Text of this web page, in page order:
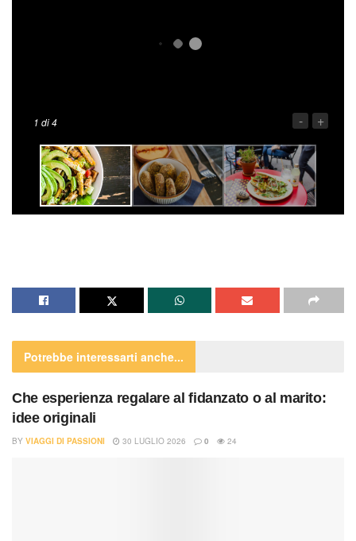
1 di 4 - +
Potrebbe interessarti anche...
Che esperienza regalare al fidanzato o al marito:
idee originali
BY VIAGGI DI PASSIONI 30 LUGLIO 2026 0 24